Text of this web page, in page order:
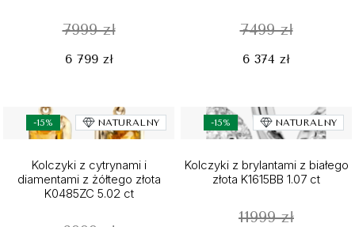
7999 zł
6 799 zł
7499 zł
6 374 zł
-15% NATURALNY
Kolczyki z cytrynami i
diamentami z żółtego złota
K0485ZC 5.02 ct
-15% NATURALNY
Kolczyki z brylantami z białego
złota K1615BB 1.07 ct
11999 zł